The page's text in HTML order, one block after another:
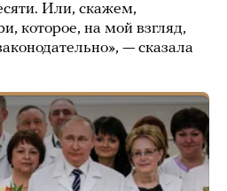
Или, скажем,
которое, на мой взгляд,
— сказала